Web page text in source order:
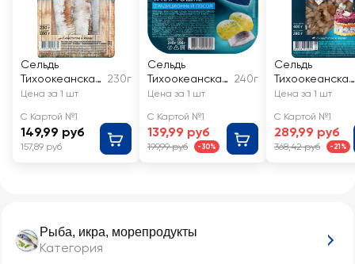
Рыба, икра, морепродукты
Категория
Сельдь
Тихоокеанская
слабосоленая
МОРЕ
Бочковая,
филе
230г
Цена за 1 шт
С Картой №1
149,99 руб
157,89 руб
Сельдь
Тихоокеанская
РУССКОЕ
Традиционный
посол, филе-
кусочки в
240г
Цена за 1 шт
С Картой №1
139,99 руб
199,99 руб -30%
Сельдь
Тихоокеанская
слабосоленая
МОРЕ Под
шубу, филе-
кусочки
Цена за 1 шт
С Картой №1
289,99 руб
368,42 руб -21%